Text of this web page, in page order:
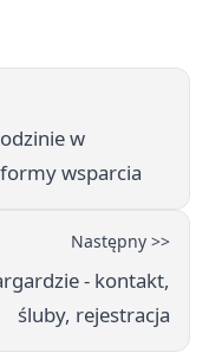
w
wsparcia
Następny >>
- kontakt,
śluby, rejestracja